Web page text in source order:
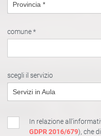
Provincia *
comune *
scegli il servizio
Servizi in Aula
In relazione
GDPR 2016/679), che